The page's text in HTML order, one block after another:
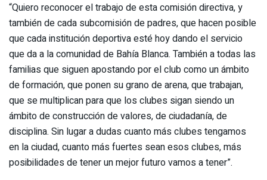
“Quiero reconocer el trabajo de esta comisión directiva, y
también de cada subcomisión de padres, que hacen posible
que cada institución deportiva esté hoy dando el servicio
que da a la comunidad de Bahía Blanca. También a todas las
familias que siguen apostando por el club como un ámbito
de formación, que ponen su grano de arena, que trabajan,
que se multiplican para que los clubes sigan siendo un
ámbito de construcción de valores, de ciudadanía, de
disciplina. Sin lugar a dudas cuanto más clubes tengamos
en la ciudad, cuanto más fuertes sean esos clubes, más
posibilidades de tener un mejor futuro vamos a tener”.